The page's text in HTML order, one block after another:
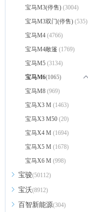
宝马M3(停售) (3004)
宝马M3双门(停售) (535)
宝马M4 (4766)
宝马M4敞篷 (1769)
宝马M5 (3134)
宝马M6(1065)
宝马M6双门
宝马M6四门(停售)
宝马M8 (969)
宝马X3 M (1463)
宝马X3 M50 (20)
宝马X4 M (1694)
宝马X5 M (1678)
宝马X6 M (998)
宝骏(50112)
宝沃(8912)
百智新能源(304)